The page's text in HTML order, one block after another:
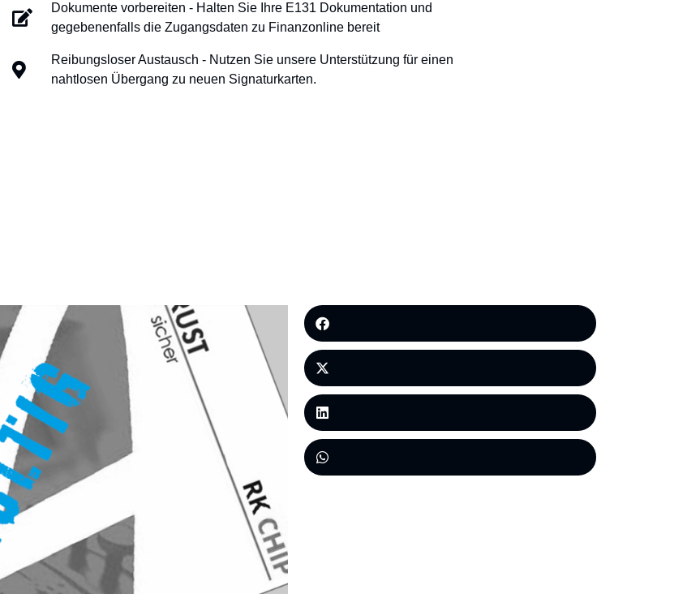
Dokumente vorbereiten - Halten Sie Ihre E131 Dokumentation und
gegebenenfalls die Zugangsdaten zu Finanzonline bereit
Reibungsloser Austausch - Nutzen Sie unsere Unterstützung für einen
nahtlosen Übergang zu neuen Signaturkarten.